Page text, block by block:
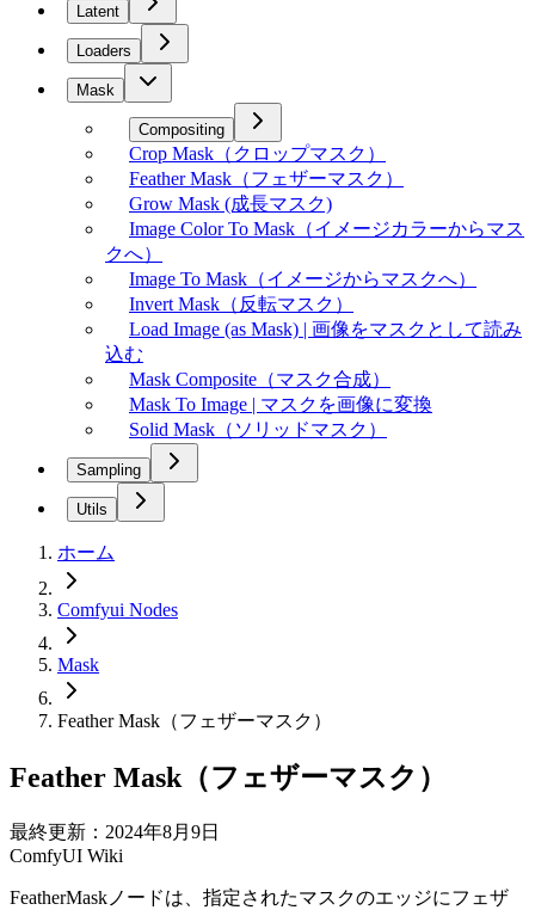
Latent
Loaders
Mask
Compositing
Crop Mask（クロップマスク）
Feather Mask（フェザーマスク）
Grow Mask (成長マスク)
Image Color To Mask（イメージカラーからマス
クへ）
Image To Mask（イメージからマスクへ）
Invert Mask（反転マスク）
Load Image (as Mask) | 画像をマスクとして読み
込む
Mask Composite（マスク合成）
Mask To Image | マスクを画像に変換
Solid Mask（ソリッドマスク）
Sampling
Utils
ホーム
Comfyui Nodes
Mask
Feather Mask（フェザーマスク）
Feather Mask（フェザーマスク）
最終更新：2024年8月9日
ComfyUI Wiki
FeatherMaskノードは、指定されたマスクのエッジにフェザ